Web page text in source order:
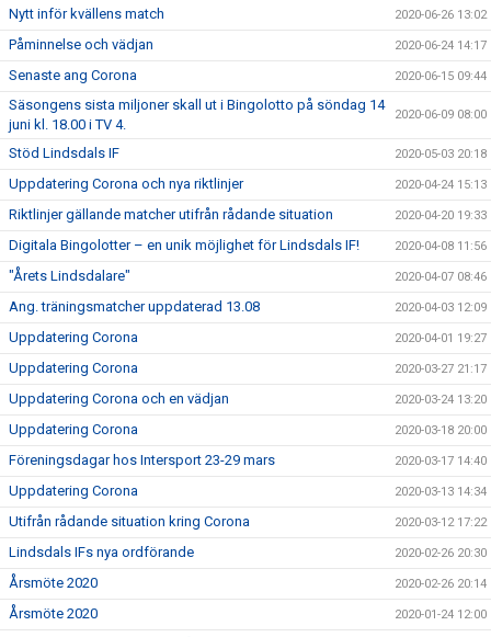
Nytt inför kvällens match 2020-06-26 13:02
Påminnelse och vädjan 2020-06-24 14:17
Senaste ang Corona 2020-06-15 09:44
Säsongens sista miljoner skall ut i Bingolotto på söndag 14
juni kl. 18.00 i TV 4.
2020-06-09 08:00
Stöd Lindsdals IF 2020-05-03 20:18
Uppdatering Corona och nya riktlinjer 2020-04-24 15:13
Riktlinjer gällande matcher utifrån rådande situation 2020-04-20 19:33
Digitala Bingolotter – en unik möjlighet för Lindsdals IF! 2020-04-08 11:56
"Årets Lindsdalare" 2020-04-07 08:46
Ang. träningsmatcher uppdaterad 13.08 2020-04-03 12:09
Uppdatering Corona 2020-04-01 19:27
Uppdatering Corona 2020-03-27 21:17
Uppdatering Corona och en vädjan 2020-03-24 13:20
Uppdatering Corona 2020-03-18 20:00
Föreningsdagar hos Intersport 23-29 mars 2020-03-17 14:40
Uppdatering Corona 2020-03-13 14:34
Utifrån rådande situation kring Corona 2020-03-12 17:22
Lindsdals IFs nya ordförande 2020-02-26 20:30
Årsmöte 2020 2020-02-26 20:14
Årsmöte 2020 2020-01-24 12:00